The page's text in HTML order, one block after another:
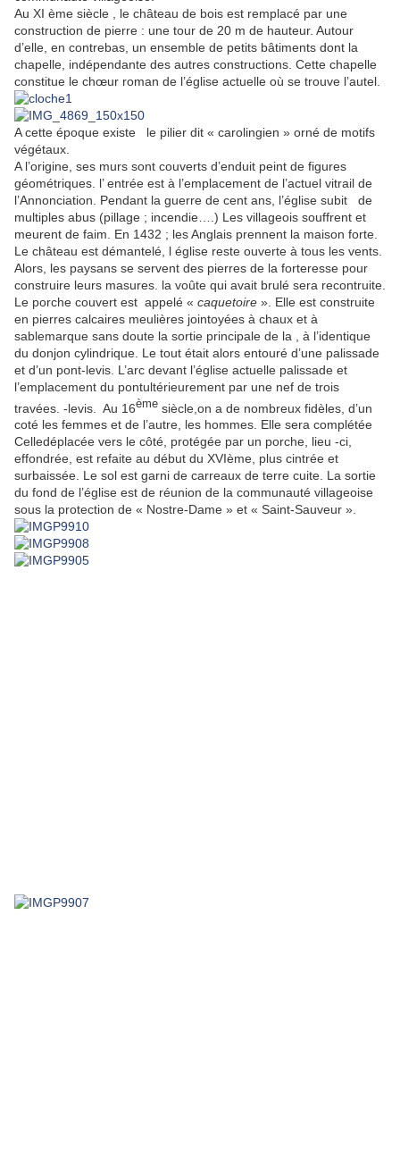
Au XI ème siècle , le château de bois est remplacé par une
construction de pierre : une tour de 20 m de hauteur. Autour
d’elle, en contrebas, un ensemble de petits bâtiments dont la
chapelle, indépendante des autres constructions. Cette chapelle
constitue le chœur roman de l’église actuelle où se trouve l’autel.
A cette époque existe le pilier dit « carolingien » orné de motifs
végétaux.
A l’origine, ses murs sont couverts d’enduit peint de figures
géométriques. l’ entrée est à l’emplacement de l’actuel vitrail de
l’Annonciation. Pendant la guerre de cent ans, l’église subit de
multiples abus (pillage ; incendie….) Les villageois souffrent et
meurent de faim. En 1432 ; les Anglais prennent la maison forte.
Le château est démantelé, l église reste ouverte à tous les vents.
Alors, les paysans se servent des pierres de la forteresse pour
construire leurs masures. la voûte qui avait brulé sera recontruite.
Le porche couvert est appelé « caquetoire ». Elle est construite
en pierres calcaires meulières jointoyées à chaux et à
sablemarque sans doute la sortie principale de la , à l’identique
du donjon cylindrique. Le tout était alors entouré d’une palissade
et d’un pont-levis. L’arc devant l’église actuelle palissade et
l’emplacement du pontultérieurement par une nef de trois
travées. -levis. Au 16ème siècle,on a de nombreux fidèles, d’un
coté les femmes et de l’autre, les hommes. Elle sera complétée
Celledéplacée vers le côté, protégée par un porche, lieu -ci,
effondrée, est refaite au début du XVIème, plus cintrée et
surbaissée. Le sol est garni de carreaux de terre cuite. La sortie
du fond de l’église est de réunion de la communauté villageoise
sous la protection de « Nostre-Dame » et « Saint-Sauveur ».